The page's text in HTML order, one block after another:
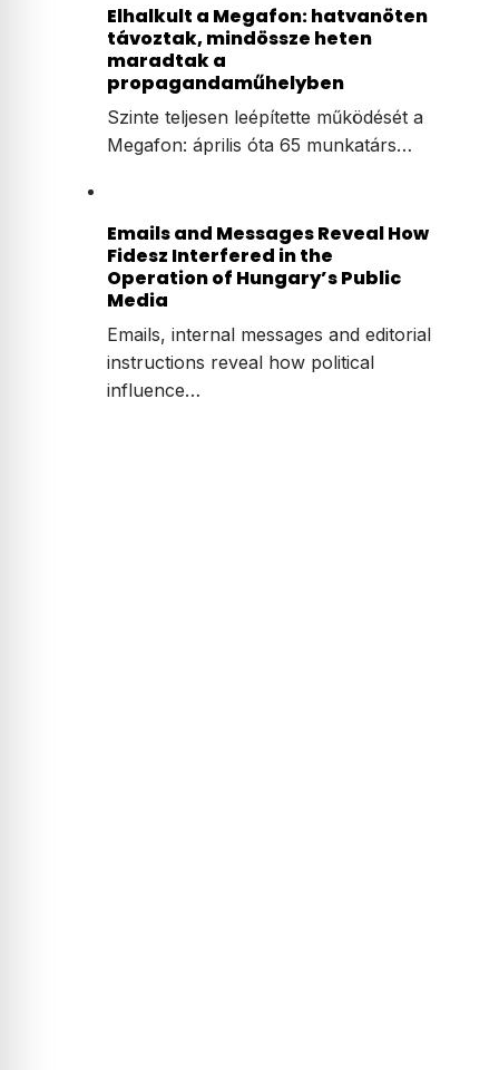
Elhalkult a Megafon: hatvanöten
távoztak, mindössze heten
maradtak a
propagandaműhelyben
Szinte teljesen leépítette működését a
Megafon: április óta 65 munkatárs…
Emails and Messages Reveal How
Fidesz Interfered in the
Operation of Hungary’s Public
Media
Emails, internal messages and editorial
instructions reveal how political
influence…